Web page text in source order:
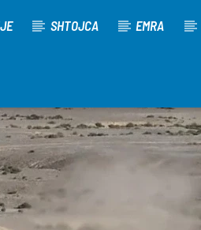
SHTOJCA EMRA